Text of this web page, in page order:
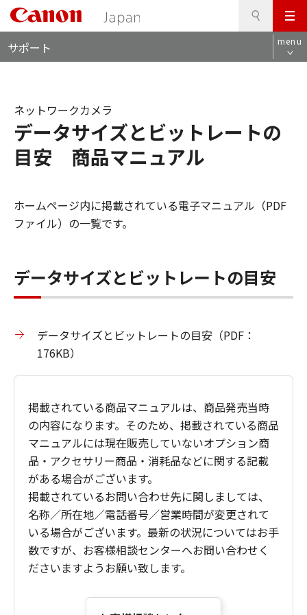
メ
ニ
ュ
サポート menu
データサイズとビットレートの
目安 商品マニュアル
ネットワークカメラ
ホームページ内に掲載されている電子マニュアル（PDF
ファイル）の一覧です。
データサイズとビットレートの目安
データサイズとビットレートの目安（PDF：
176KB）
掲載されている商品マニュアルは、商品発売当時
の内容になります。そのため、掲載されている商品
マニュアルには現在販売していないオプション商
品・アクセサリー商品・消耗品などに関する記載
がある場合がございます。
掲載されているお問い合わせ先に関しましては、
名称／所在地／電話番号／営業時間が変更されて
いる場合がございます。最新の状況についてはお手
数ですが、お客様相談センターへお問い合わせく
ださいますようお願い致します。